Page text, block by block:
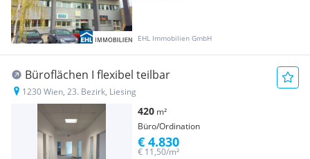
EHL Immobilien GmbH
Büroflächen I flexibel teilbar
1230 Wien, 23. Bezirk, Liesing
420 m²
Büro/Ordination
€ 11,50/m²
€ 4.830